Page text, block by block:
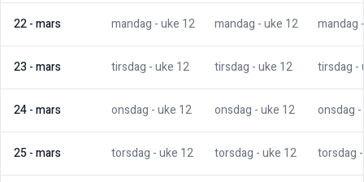
22-mars mandag - uke 12 mandag - uke 12 mandag
23 -mars tirsdag - uke 12 tirsdag - uke 12 tirsdag -
24-mars onsdag - uke 12 onsdag - uke 12 onsdag
25-mars torsdag - uke 12 torsdag - uke 12 torsdag